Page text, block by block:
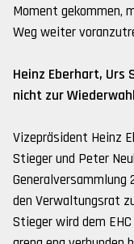
Moment gekommen,
Weg weiter
Heinz Eberhart, Urs
nicht zur
Vizepräsident Heinz
Stieger und Peter
den Verwaltungsrat
Stieger wird dem